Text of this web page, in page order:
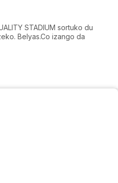
STADIUM sortuko du
Belyas.Co izango da